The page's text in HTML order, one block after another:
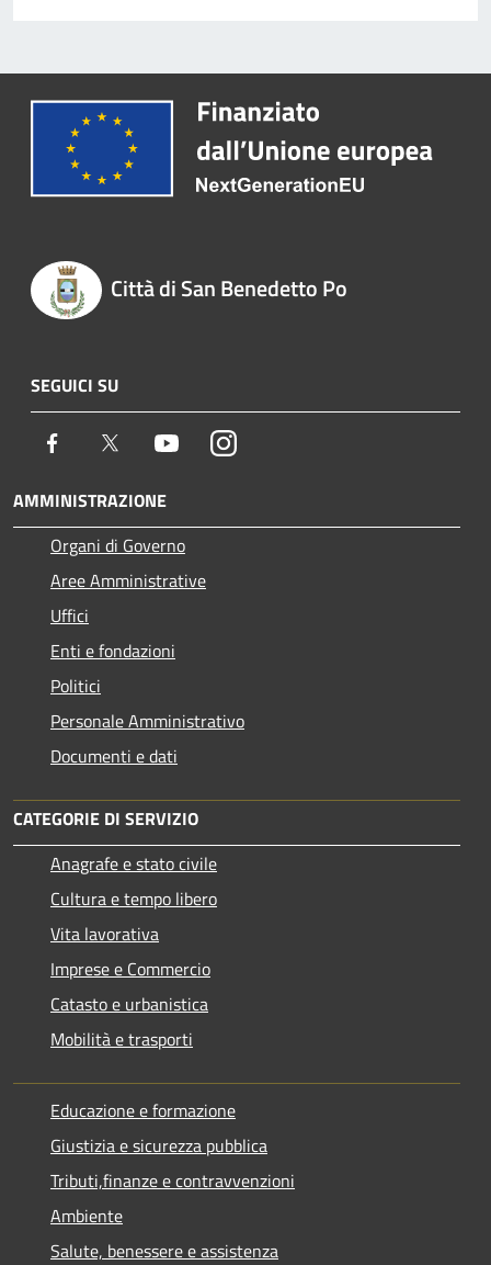
Città di San Benedetto Po
SEGUICI SU
Facebook Twitter YoutubeInstagram
AMMINISTRAZIONE
Organi di Governo
Aree Amministrative
Uffici
Enti e fondazioni
Politici
Personale Amministrativo
Documenti e dati
CATEGORIE DI SERVIZIO
Anagrafe e stato civile
Cultura e tempo libero
Vita lavorativa
Imprese e Commercio
Catasto e urbanistica
Mobilità e trasporti
Educazione e formazione
Giustizia e sicurezza pubblica
Tributi,finanze e contravvenzioni
Ambiente
Salute, benessere e assistenza